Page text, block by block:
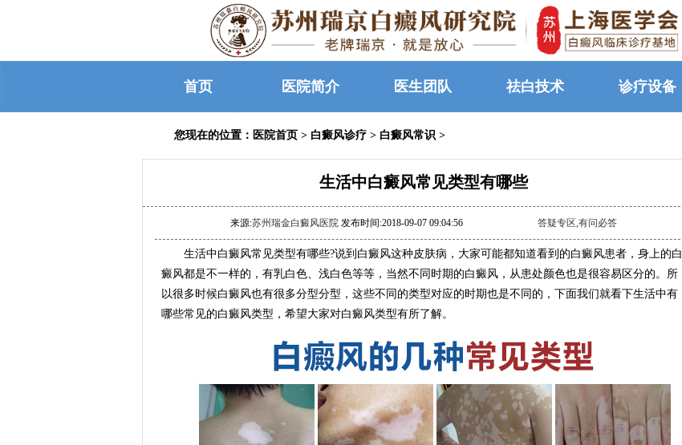
首页 医院简介 医生团队 祛白技术 诊疗设备
您现在的位置： 医院首页 > 白癜风诊疗 > 白癜风常识 >
生活中白癜风常见类型有哪些
来源:苏州瑞金白癜风医院 发布时间:2018-09-07 09:04:56 答疑专区,有问必答
生活中白癜风常见类型有哪些?说到白癜风这种皮肤病，大家可能都知道看到的白癜风患者，身上的白
癜风都是不一样的，有乳白色、浅白色等等，当然不同时期的白癜风，从患处颜色也是很容易区分的。所
以很多时候白癜风也有很多分型分型，这些不同的类型对应的时期也是不同的，下面我们就看下生活中有
哪些常见的白癜风类型，希望大家对白癜风类型有所了解。